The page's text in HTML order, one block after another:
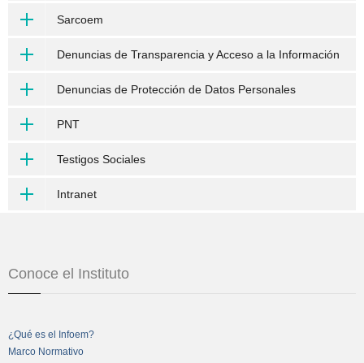
Sarcoem
Denuncias de Transparencia y Acceso a la Información
Denuncias de Protección de Datos Personales
PNT
Testigos Sociales
Intranet
Conoce el Instituto
¿Qué es el Infoem?
Marco Normativo